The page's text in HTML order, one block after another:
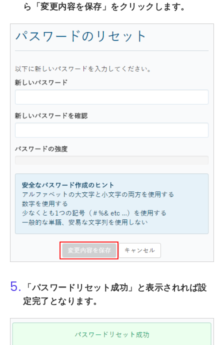
ら 「変更内容を保存」 をクリックします。
5. 「パスワードリセット成功」 と表示されれば設
定完了となります。